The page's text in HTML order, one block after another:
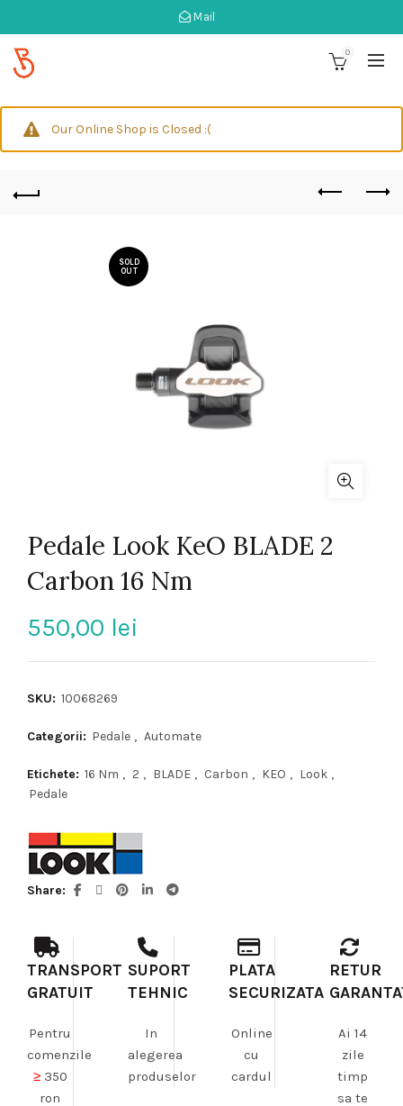
Mail
0
Our Online Shop is Closed :(
SOLD
OUT
Pedale Look KeO BLADE 2
Carbon 16 Nm
550,00 lei
SKU: 10068269
Categorii: Pedale , Automate
Etichete: 16 Nm , 2 , BLADE , Carbon , KEO , Look ,
Pedale
Share
TRANSPORT
GRATUIT
Pentru
comenzile
≥350
ron
SUPORT
TEHNIC
In
alegerea
produselor
PLATA
SECURIZATA
Online
cu
cardul
RETUR
Ai 14
zile
timp
sa te